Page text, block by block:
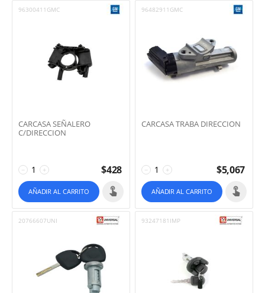
96300411GMC
CARCASA SEÑALERO
C/DIRECCION
+
− $428
AÑADIR AL CARRITO
96482911GMC
CARCASA TRABA DIRECCION
+
− $5,067
AÑADIR AL CARRITO
20766607UNI 93247181IMP